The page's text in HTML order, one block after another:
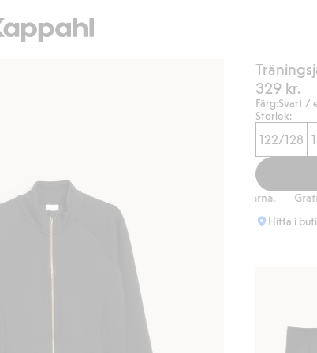
329 kr.
Färg:Svart /
Storlek:
122/128
Gratis fraktalternativ Gratis
Hitta i